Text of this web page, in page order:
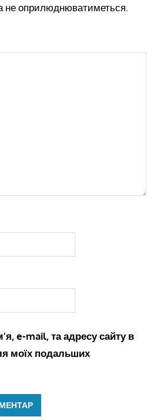
оприлюднюватиметься.
e-mail, та адресу сайту в
моїх подальших